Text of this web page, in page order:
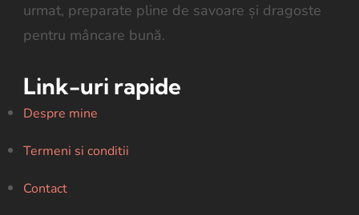
urmat, preparate pline de savoare și dragoste
pentru mâncare bună.
Link-uri rapide
Despre mine
Termeni si conditii
Contact